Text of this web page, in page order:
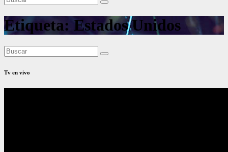
Etiqueta: Estados Unidos
Tv en vivo